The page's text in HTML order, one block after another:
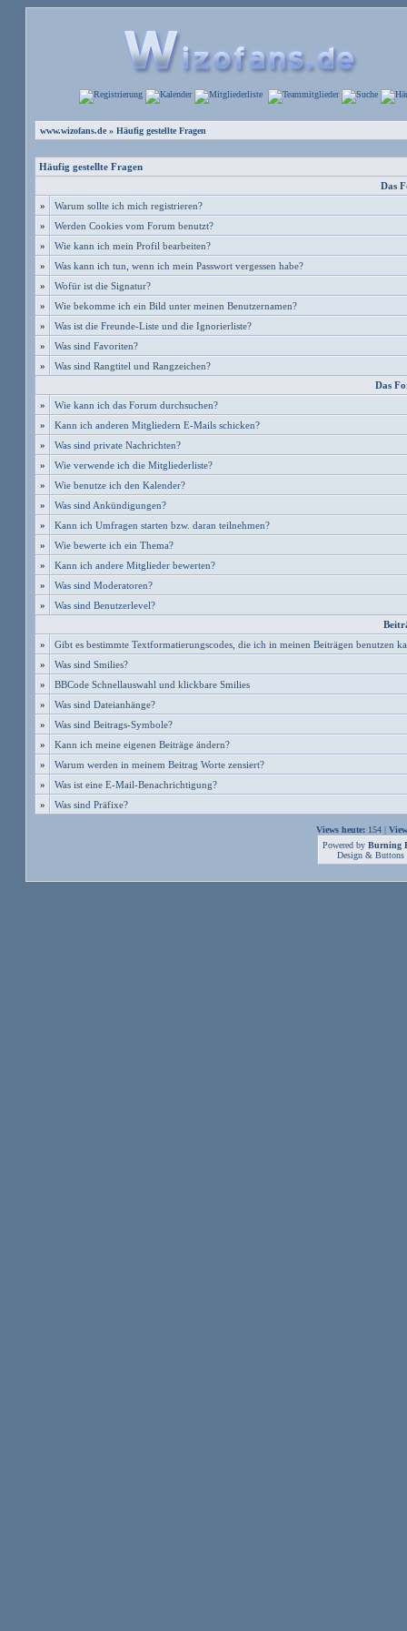
www.wizofans.de » Häufig gestellte Fragen
Häufig gestellte Fragen
Das
»
Warum sollte ich mich registrieren?
»
Werden Cookies vom Forum benutzt?
»
Wie kann ich mein Profil bearbeiten?
»
Was kann ich tun, wenn ich mein Passwort vergessen habe?
»
Wofür ist die Signatur?
»
Wie bekomme ich ein Bild unter meinen Benutzernamen?
»
Was ist die Freunde-Liste und die Ignorierliste?
»
Was sind Favoriten?
»
Was sind Rangtitel und Rangzeichen?
Das
»
Wie kann ich das Forum durchsuchen?
»
Kann ich anderen Mitgliedern E-Mails schicken?
»
Was sind private Nachrichten?
»
Wie verwende ich die Mitgliederliste?
»
Wie benutze ich den Kalender?
»
Was sind Ankündigungen?
»
Kann ich Umfragen starten bzw. daran teilnehmen?
»
Wie bewerte ich ein Thema?
»
Kann ich andere Mitglieder bewerten?
»
Was sind Moderatoren?
»
Was sind Benutzerlevel?
»
Gibt es bestimmte Textformatierungscodes, die ich in meinen Beiträgen benutzen
»
Was sind Smilies?
»
BBCode Schnellauswahl und klickbare Smilies
»
Was sind Dateianhänge?
»
Was sind Beitrags-Symbole?
»
Kann ich meine eigenen Beiträge ändern?
»
Warum werden in meinem Beitrag Worte zensiert?
»
Was ist eine E-Mail-Benachrichtigung?
»
Was sind Präfixe?
Views heute: 154 |
Powered by Burning
Design & Buttons